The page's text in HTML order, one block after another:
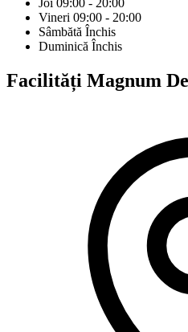
Joi 09:00 - 20:00
Vineri 09:00 - 20:00
Sâmbătă Închis
Duminică Închis
Facilități Magnum